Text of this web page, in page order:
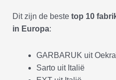
Dit zijn de beste top 10
in Europa:
GARBARUK uit
Sarto uit Italië